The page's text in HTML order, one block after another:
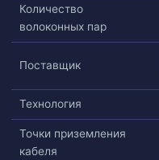
Количество
волоконных пар
Поставщик
Технология
Точки приземления
кабеля